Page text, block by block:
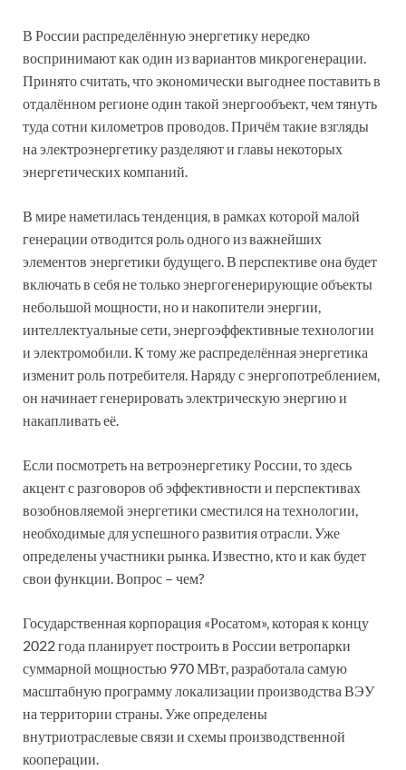
В России распределённую энергетику нередко
воспринимают как один из вариантов микрогенерации.
Принято считать, что экономически выгоднее поставить в
отдалённом регионе один такой энергообъект, чем тянуть
туда сотни километров проводов. Причём такие взгляды
на электроэнергетику разделяют и главы некоторых
энергетических компаний.
В мире наметилась тенденция, в рамках которой малой
генерации отводится роль одного из важнейших
элементов энергетики будущего. В перспективе она будет
включать в себя не только энергогенерирующие объекты
небольшой мощности, но и накопители энергии,
интеллектуальные сети, энергоэффективные технологии
и электромобили. К тому же распределённая энергетика
изменит роль потребителя. Наряду с энергопотреблением,
он начинает генерировать электрическую энергию и
накапливать её.
Если посмотреть на ветроэнергетику России, то здесь
акцент с разговоров об эффективности и перспективах
возобновляемой энергетики сместился на технологии,
необходимые для успешного развития отрасли. Уже
определены участники рынка. Известно, кто и как будет
свои функции. Вопрос – чем?
Государственная корпорация «Росатом», которая к концу
2022 года планирует построить в России ветропарки
суммарной мощностью 970 МВт, разработала самую
масштабную программу локализации производства ВЭУ
на территории страны. Уже определены
внутриотраслевые связи и схемы производственной
кооперации.